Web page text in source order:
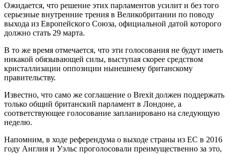
Ожидается, что решение этих парламентов усилит и без того
серьезные внутренние трения в Великобритании по поводу
выхода из Европейского Союза, официальной датой которого
должно стать 29 марта.
В то же время отмечается, что эти голосования не будут иметь
никакой обязывающей силы, выступая скорее средством
кристаллизации оппозиции нынешнему британскому
правительству.
Известно, что само же соглашение о Brexit должен поддержать
только общий британский парламент в Лондоне, а
соответствующее голосование запланировано на следующую
неделю.
Напомним, в ходе референдума о выходе страны из ЕС в 2016
году Англия и Уэльс проголосовали преимущественно за это,